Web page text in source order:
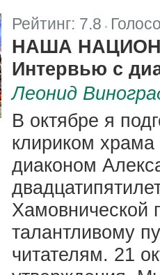
Рейтинг: 7.8
НАША
Интервью с
Леонид
В октябре я
клириком
диаконом
Хамовнической
талантливому
читателям. 21